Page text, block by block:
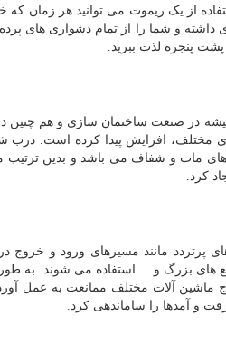
از یک ریموت می توانید هر زمان
داشته و شما را از تمام دشواری
پنجره لذت ببرید.
در صنعت ساختمان سازی و هم چنین
مختلف، افزایش پیدا کرده است.
مات و شفاف می باشد و بدین ترتیب
کرد.
پرتردد مانند مسیرهای ورود و خروج
های بزرگ و ... استفاده می شوند. به
ماشین آلات مختلف ممانعت به عمل
و آمدها را ساماندهی کرد.